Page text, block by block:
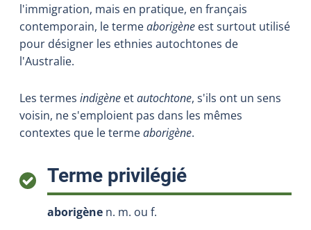
l'immigration, mais en pratique, en français
contemporain, le termeaborigène est surtout utilisé
pour désigner les ethnies autochtones de
l'Australie.
Les termes indigène etautochtone, s'ils ont un sens
voisin, ne s'emploient pas dans les mêmes
contextes que le termeaborigène.
Terme privilégié:
aborigène n. m. ou f.